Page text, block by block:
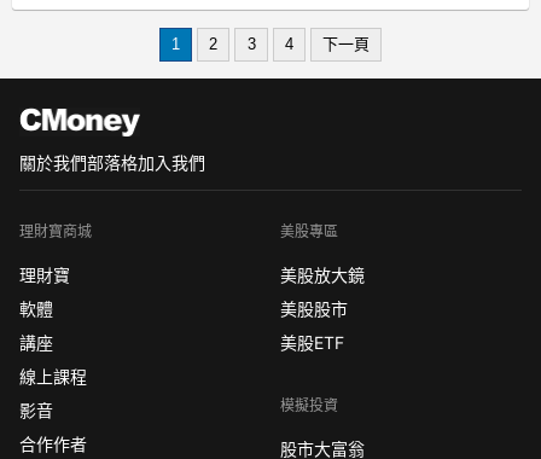
備明顯競爭優勢的領域，包括刮鬍、防
1 2 3 4 下一頁
關於我們部落格加入我們
理財寶商城
理財寶
軟體
講座
線上課程
影音
合作作者
美股專區
美股放大鏡
美股股市
美股ETF
模擬投資
股市大富翁